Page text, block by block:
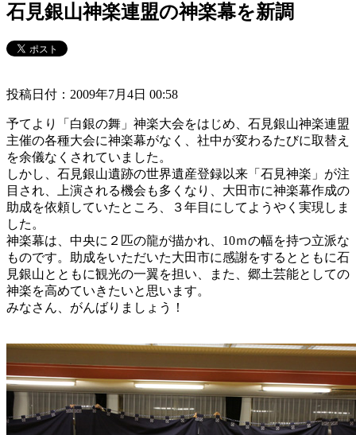
石見銀山神楽連盟の神楽幕を新調
投稿日付：2009年7月4日 00:58
予てより「白銀の舞」神楽大会をはじめ、石見銀山神楽連盟
主催の各種大会に神楽幕がなく、社中が変わるたびに取替え
を余儀なくされていました。
しかし、石見銀山遺跡の世界遺産登録以来「石見神楽」が注
目され、上演される機会も多くなり、大田市に神楽幕作成の
助成を依頼していたところ、３年目にしてようやく実現しま
した。
神楽幕は、中央に２匹の龍が描かれ、10ｍの幅を持つ立派な
ものです。助成をいただいた大田市に感謝をするとともに石
見銀山とともに観光の一翼を担い、また、郷土芸能としての
神楽を高めていきたいと思います。
みなさん、がんばりましょう！